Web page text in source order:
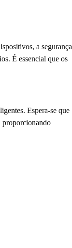
a segurança
É essencial que os
Espera-se que
proporcionando